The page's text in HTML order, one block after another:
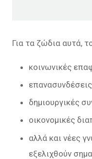
Για τα ζώδια αυτά,
κοινωνικές
δημιουργικές
οικονομικές
αλλά και νέες
εξελιχθούν